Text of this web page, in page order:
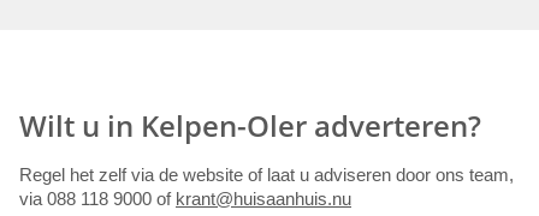
Wilt u in Kelpen-Oler adverteren?
Regel het zelf via de website of laat u adviseren door ons team,
via 088 118 9000 of krant@huisaanhuis.nu